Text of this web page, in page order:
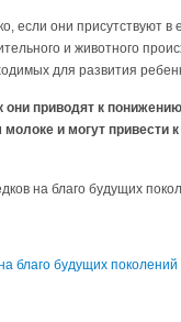
если они присутствуют
и животного
для развития
они приводят к
и могут привести
на благо будущих
благо будущих поколений